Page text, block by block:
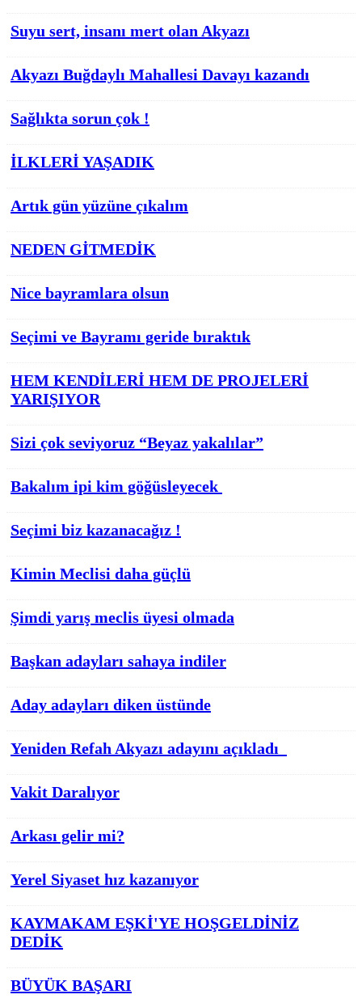
Suyu sert, insanı mert olan Akyazı
Akyazı Buğdaylı Mahallesi Davayı kazandı
Sağlıkta sorun çok !
İLKLERİ YAŞADIK
Artık gün yüzüne çıkalım
NEDEN GİTMEDİK
Nice bayramlara olsun
Seçimi ve Bayramı geride bıraktık
HEM KENDİLERİ HEM DE PROJELERİ
YARIŞIYOR
Sizi çok seviyoruz “Beyaz yakalılar”
Bakalım ipi kim göğüsleyecek
Seçimi biz kazanacağız !
Kimin Meclisi daha güçlü
Şimdi yarış meclis üyesi olmada
Başkan adayları sahaya indiler
Aday adayları diken üstünde
Yeniden Refah Akyazı adayını açıkladı
Vakit Daralıyor
Arkası gelir mi?
Yerel Siyaset hız kazanıyor
KAYMAKAM EŞKİ'YE HOŞGELDİNİZ
DEDİK
BÜYÜK BAŞARI